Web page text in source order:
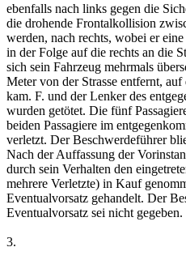
ebenfalls nach links gegen die
die drohende Frontalkollision
werden, nach rechts, wobei er
in der Folge auf die rechts an die
sich sein Fahrzeug mehrmals
Meter von der Strasse entfernt,
kam. F. und der Lenker des
wurden getötet. Die fünf
beiden Passagiere im
verletzt. Der Beschwerdeführer
Nach der Auffassung der
durch sein Verhalten den
mehrere Verletzte) in Kauf
Eventualvorsatz gehandelt. Der
Eventualvorsatz sei nicht gegeben.
3.